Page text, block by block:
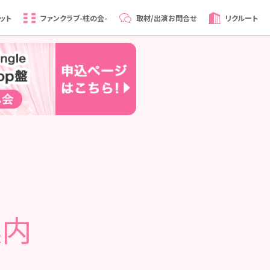
ト ファンクラブ-柱の会- 取材/出演お問合せ リクルート